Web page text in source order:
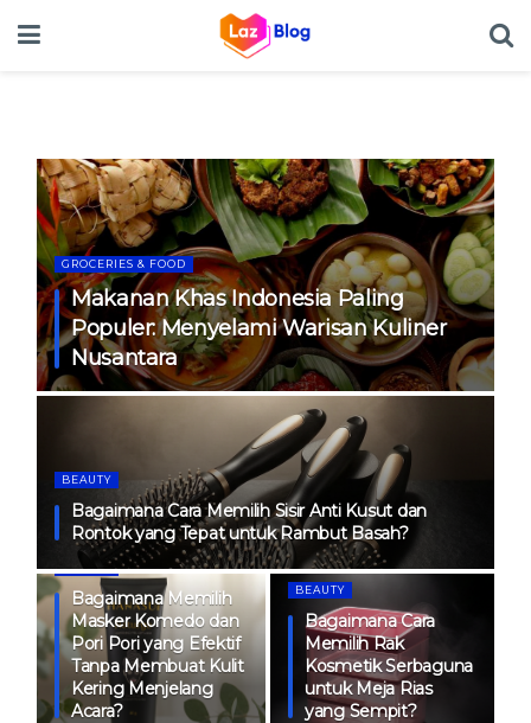
GROCERIES & FOOD
Makanan Khas Indonesia Paling
Populer: Menyelami Warisan Kuliner
Nusantara
BEAUTY
Bagaimana Cara Memilih Sisir Anti Kusut dan
Rontok yang Tepat untuk Rambut Basah?
BEAUTY
Bagaimana Memilih
Masker Komedo dan
Pori Pori yang Efektif
Tanpa Membuat Kulit
Kering Menjelang
Acara?
BEAUTY
Bagaimana Cara
Memilih Rak
Kosmetik Serbaguna
untuk Meja Rias
yang Sempit?